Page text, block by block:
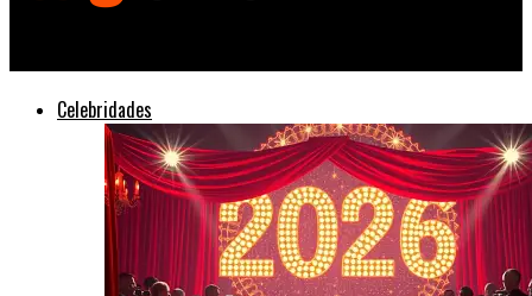
Celebridades